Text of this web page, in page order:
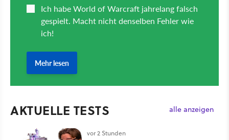
AKTUELLE TESTS alle anzeigen
vor 2 Stunden